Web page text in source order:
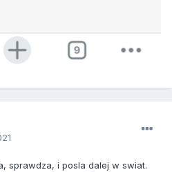
sprawdza, i posla dalej w swiat.